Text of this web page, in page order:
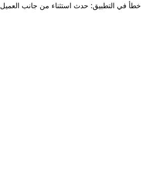
خطأ في التطبيق: حدث استثناء من جانب العميل